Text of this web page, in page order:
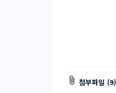
첨부파일 (9)